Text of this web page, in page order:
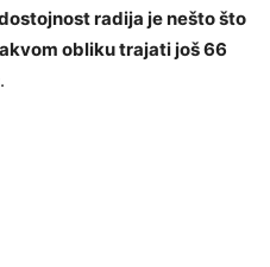
radija je nešto što
obliku trajati još 66